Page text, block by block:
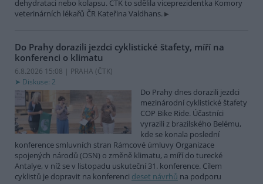
dehydrataci nebo kolapsu. ČTK to sdělila viceprezidentka Komory
veterinárních lékařů ČR Kateřina Valdhans.
Do Prahy dorazili jezdci cyklistické štafety, míří na
konferenci o klimatu
6.8.2026 15:08 | PRAHA (ČTK)
Diskuse: 2
Do Prahy dnes dorazili jezdci
mezinárodní cyklistické štafety
COP Bike Ride. Účastníci
vyrazili z brazilského Belému,
kde se konala poslední
konference smluvních stran Rámcové úmluvy Organizace
spojených národů (OSN) o změně klimatu, a míří do turecké
Antalye, v níž se v listopadu uskuteční 31. konference. Cílem
cyklistů je dopravit na konferenci deset návrhů na podporu